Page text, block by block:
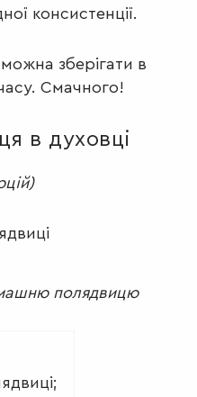
консистенції.
зберігати в
Смачного!
в духовці
полядвицю